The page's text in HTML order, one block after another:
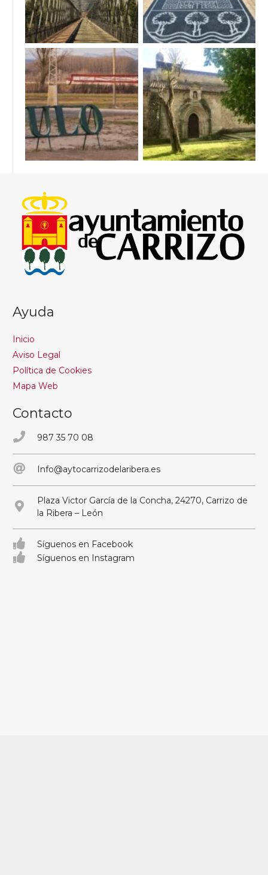
Ayuda
Inicio
Aviso Legal
Política de Cookies
Mapa Web
Contacto
987 35 70 08
Info@aytocarrizodelaribera.es
Plaza Victor García de la Concha, 24270, Carrizo de
la Ribera – León
Síguenos en Facebook
Síguenos en Instagram